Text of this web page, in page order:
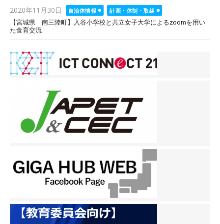
Posted
on
2020年11月30日 自治体情報
計画・体制・取組
【宮城県 南三陸町】入谷小学校と共立女子大学によるzoomを用い
た食育交流